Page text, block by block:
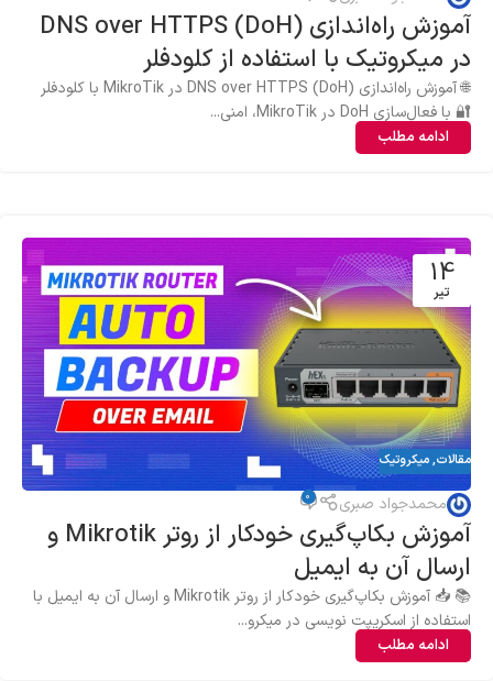
آموزش راه‌اندازی DNS over HTTPS (DoH)
در میکروتیک با استفاده از کلودفلر
🌐 آموزش راه‌اندازی DNS over HTTPS (DoH) در MikroTik با کلودفلر
🔐 با فعال‌سازی DoH در MikroTik، امنی...
ادامه مطلب
14
تیر
مقالات,میکروتیک
محمدجواد صبری 0
آموزش بکاپ‌گیری خودکار از روتر Mikrotik و
ارسال آن به ایمیل
📚 📥 آموزش بکاپ‌گیری خودکار از روتر Mikrotik و ارسال آن به ایمیل با
استفاده از اسکریپت نویسی در میکرو...
ادامه مطلب